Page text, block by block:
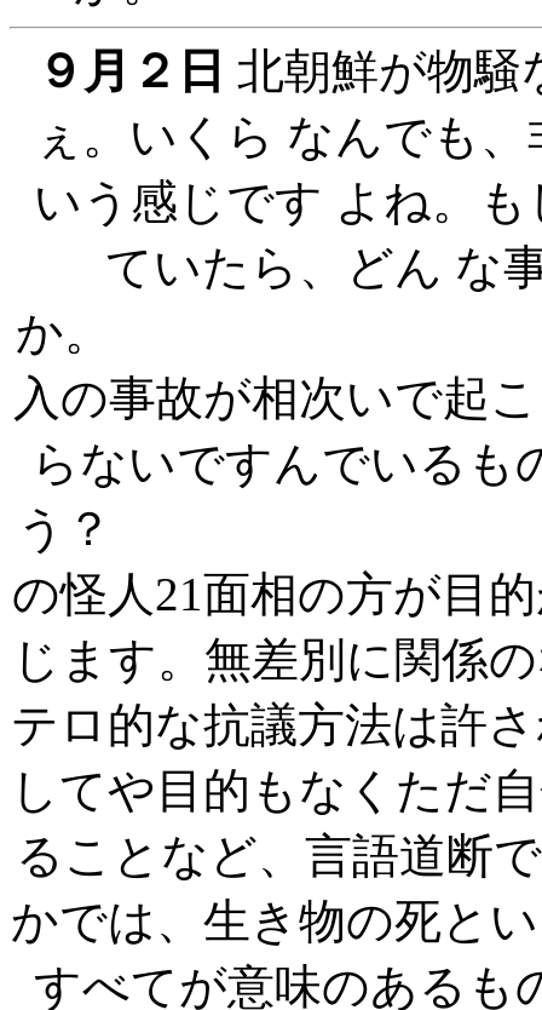
９月２日 北朝鮮が物騒
ぇ。いくら なんでも
いう感じです よね。
ていたら、どん な
か。 それに加
入の事故が相次いで起
らないですんでいるも
う？ まだ
の怪人21面相の方が目
じます。無差別に関係
テロ的な抗議方法は許
してや目的もなくただ
ることなど、言
かでは、生き物の死と
すべてが意味のあるも